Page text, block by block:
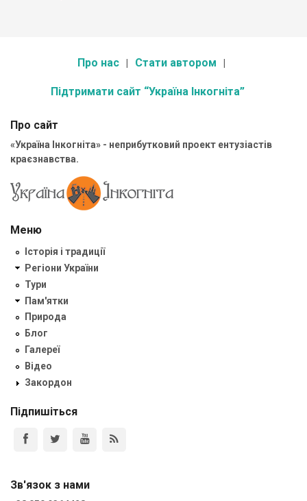
Про нас Стати автором
Підтримати сайт “Україна Інкогніта”
Про сайт
«Україна Інкогніта» - неприбутковий проект ентузіастів
краєзнавства.
Меню
Історія і традиції
Регіони України
Тури
Пам'ятки
Природа
Блог
Галереї
Відео
Закордон
Підпишіться
Зв'язок з нами